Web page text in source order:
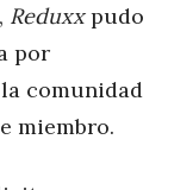
Reduxxpudo
por
comunidad
miembro.